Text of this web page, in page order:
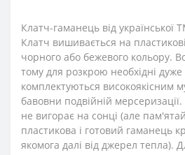
Клатч-гаманець від української
Клатч вишивається на
чорного або бежевого кольору.
тому для розкрою необхідні
комплектуються високоякісним
бавовни подвійній
не вигорає на сонці (але
пластикова і готовий гаманець
якомога далі від джерел тепла).